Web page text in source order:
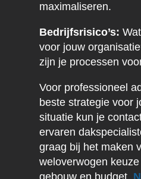
maximaliseren.
Bedrijfsrisico’s:
voor jouw
zijn je processen
Voor professioneel
beste strategie voor
situatie kun je
ervaren
graag bij het maken
weloverwogen